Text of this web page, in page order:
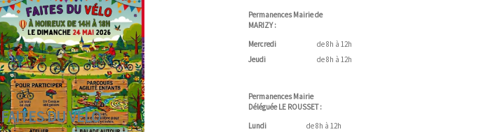
FAITES DU VELO
Permanences Mairie de
MARIZY :
Mercredi
de 8h à 12h
Jeudi
de 8h à 12h
Permanences Mairie
Déléguée LE ROUSSET :
Lundi
de 8h à 12h